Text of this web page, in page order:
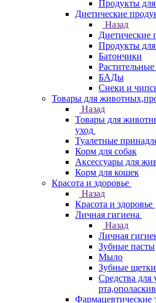
Продукты для
Диетические
Назад
Диетические
Продукты
Батончики
Растительные
БАДы
Снеки и
Товары для
Назад
Товары для
уход
Туалетные
Корм для собак
Аксессуары для
Корм для кошек
Красота и здоровье
Назад
Красота и здоровье
Личная гигиена
Назад
Личная
Зубные пасты
Мыло
Зубные щетки
Средства для
Фармацевтические